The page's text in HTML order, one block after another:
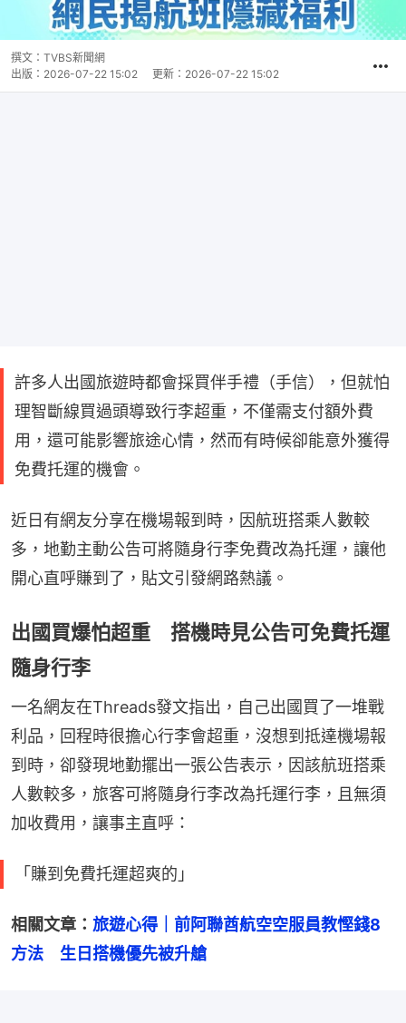
撰文： TVBS新聞網
出版： 2026-07-22 15:02 更新： 2026-07-22 15:02
許多人出國旅遊時都會採買伴手禮（手信），但就怕
理智斷線買過頭導致行李超重，不僅需支付額外費
用，還可能影響旅途心情，然而有時候卻能意外獲得
免費托運的機會。
近日有網友分享在機場報到時，因航班搭乘人數較
多，地勤主動公告可將隨身行李免費改為托運，讓他
開心直呼賺到了，貼文引發網路熱議。
出國買爆怕超重 搭機時見公告可免費托運
隨身行李
一名網友在Threads發文指出，自己出國買了一堆戰
利品，回程時很擔心行李會超重，沒想到抵達機場報
到時，卻發現地勤擺出一張公告表示，因該航班搭乘
人數較多，旅客可將隨身行李改為托運行李，且無須
加收費用，讓事主直呼：
「賺到免費托運超爽的」
相關文章： 旅遊心得｜前阿聯酋航空空服員教慳錢8
方法　生日搭機優先被升艙